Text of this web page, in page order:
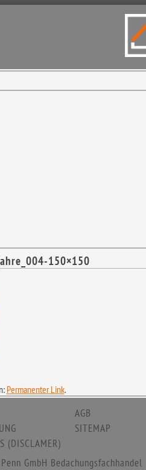
150×150
Permanenter Link.
(DISCLAMER)
AGB
SITEMAP
GmbH Bedachungsfachhandel